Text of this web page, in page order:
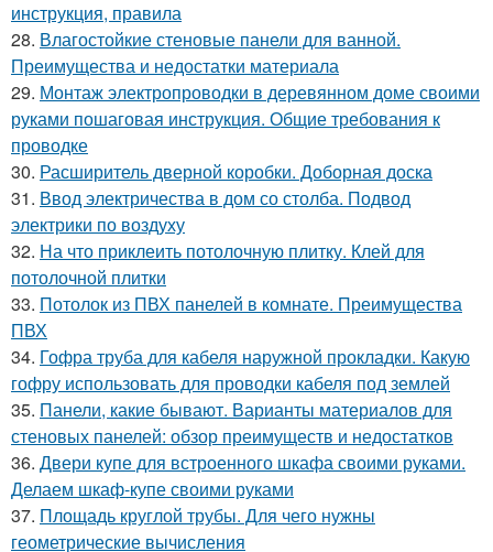
инструкция, правила
28. Влагостойкие стеновые панели для ванной.
Преимущества и недостатки материала
29. Монтаж электропроводки в деревянном доме своими
руками пошаговая инструкция. Общие требования к
проводке
30. Расширитель дверной коробки. Доборная доска
31. Ввод электричества в дом со столба. Подвод
электрики по воздуху
32. На что приклеить потолочную плитку. Клей для
потолочной плитки
33. Потолок из ПВХ панелей в комнате. Преимущества
ПВХ
34. Гофра труба для кабеля наружной прокладки. Какую
гофру использовать для проводки кабеля под землей
35. Панели, какие бывают. Варианты материалов для
стеновых панелей: обзор преимуществ и недостатков
36. Двери купе для встроенного шкафа своими руками.
Делаем шкаф-купе своими руками
37. Площадь круглой трубы. Для чего нужны
геометрические вычисления